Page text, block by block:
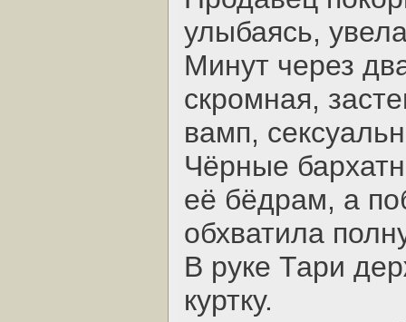
улыбаясь,
Минут через
скромная,
вамп,
Чёрные
её бёдрам, а
обхватила
В руке Тари
куртку.